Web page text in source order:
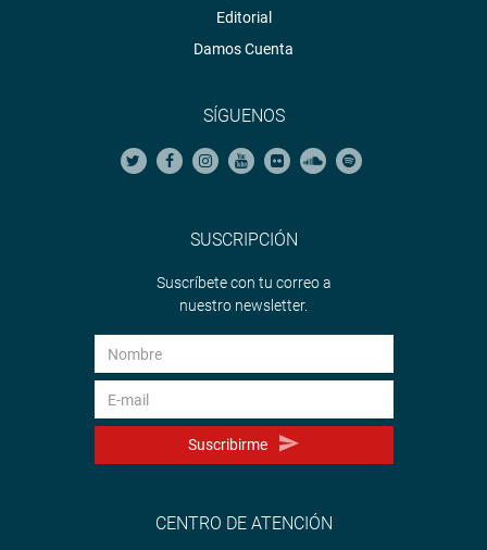
Editorial
Damos Cuenta
SÍGUENOS
SUSCRIPCIÓN
Suscríbete con tu correo a
nuestro newsletter.
Suscribirme
CENTRO DE ATENCIÓN